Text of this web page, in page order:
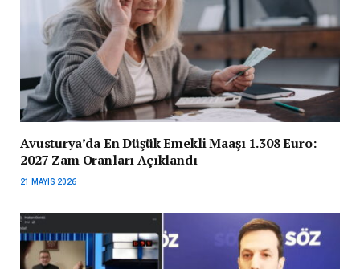
Avusturya’da En Düşük Emekli Maaşı 1.308 Euro:
2027 Zam Oranları Açıklandı
21 MAYIS 2026